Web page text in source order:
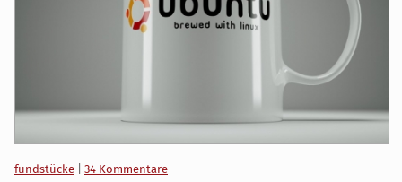
Kategorien:
fundstücke
34 Kommentare